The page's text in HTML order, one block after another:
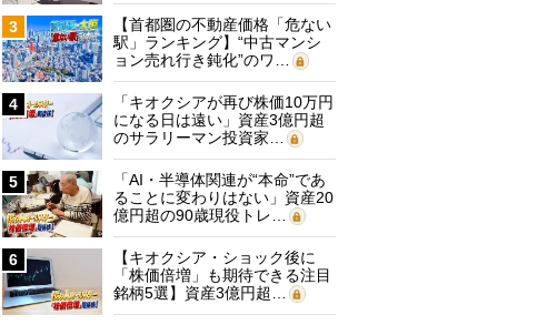
3
【首都圏の不動産価格「危ない
駅」ランキング】“中古マンシ
ョン売れ行き鈍化”のワ…
4
「キオクシアが再び株価10万円
になる日は遠い」資産3億円超
のサラリーマン投資家…
5
「AI・半導体関連が“本命”であ
ることに変わりはない」資産20
億円超の90歳現役トレ…
6
【キオクシア・ショック後に
「株価倍増」も期待できる注目
銘柄5選】資産3億円超…